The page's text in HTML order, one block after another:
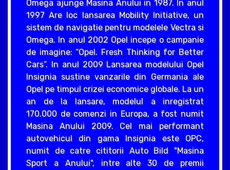
Omega ajunge Masina Anului in 1987. In anul
1997 Are loc lansarea Mobility Initiative, un
sistem de navigatie pentru modelele Vectra si
Omega. In anul 2002 Opel incepe o campanie
de imagine: “Opel. Fresh Thinking for Better
Cars”. In anul 2009 Lansarea modelului Opel
Insignia sustine vanzarile din Germania ale
Opel pe timpul crizei economice globale. La un
an de la lansare, modelul a inregistrat
170.000 de comenzi in Europa, a fost numit
Masina Anului 2009. Cel mai performant
autovehicul din gama Insignia este OPC,
numit de catre cititorii Auto Bild "Masina
Sport a Anului", intre alte 30 de premii